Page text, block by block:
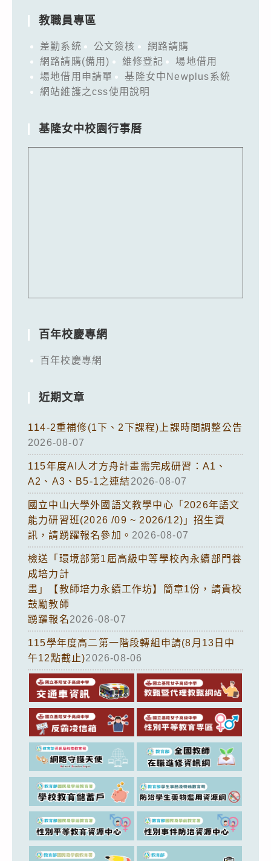
教職員專區
差勤系統 公文簽核
網路請購
網路請購(備用)
維修登記
場地借用
場地借用申請單
基隆女中Newplus系統
網站維護之css使用說明
基隆女中校園行事曆
百年校慶專網
百年校慶專網
近期文章
114-2重補修(1下、2下課程)上課時間調整公告
2026-08-07
115年度AI人才方舟計畫需完成研習：A1、
A2、A3、B5-1之連結2026-08-07
國立中山大學外國語文教學中心「2026年語文
能力研習班(2026 /09 ~ 2026/12)」招生資
訊，請踴躍報名參加。 2026-08-07
檢送「環境部第1屆高級中等學校內永續部門養
成培力計
畫」【教師培力永續工作坊】簡章1份，請貴校
鼓勵教師
踴躍報名2026-08-07
115學年度高二第一階段轉組申請(8月13日中
午12點截止)2026-08-06